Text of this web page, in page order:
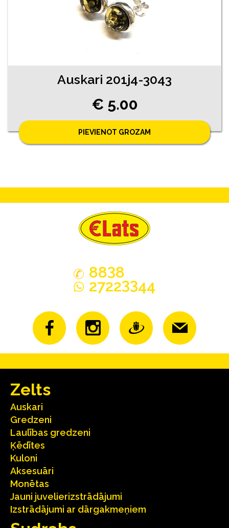
Auskari 201j4-3043
€ 5.00
PIEVIENOT GROZAM
8838
27223344
Zelts
Auskari
Gredzeni
Laulības gredzeni
Ķēdītes
Kuloni
Aksesuāri
Monētas
Jauni juvelierizstrādājumi
Izstrādājumi ar dārgakmeņiem